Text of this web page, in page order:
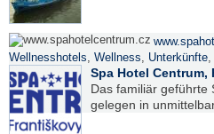
Wellnesshotels, Wellness, Unterkünfte,
Spa Hotel Centrum,
Das familiär geführte
gelegen in